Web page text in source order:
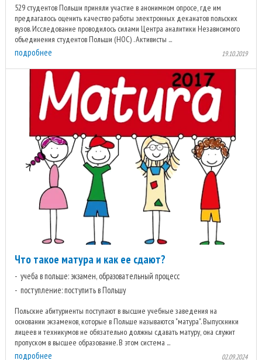
529 студентов Польши приняли участие в анонимном опросе, где им
предлагалось оценить качество работы электронных деканатов польских
вузов. Исследование проводилось силами Центра аналитики Независимого
объединения студентов Польши (НОС) . Активисты ...
подробнее 19.10.2019
Что такое матура и как ее сдают?
учеба в польше: экзамен, образовательный процесс
поступление: поступить в Польшу
Польские абитуриенты поступают в высшие учебные заведения на
основании экзаменов, которые в Польше называются "матура". Выпускники
лицеев и техникумов не обязательно должны сдавать матуру, она служит
пропуском в высшее образование. В этом система ...
подробнее 02.09.2024